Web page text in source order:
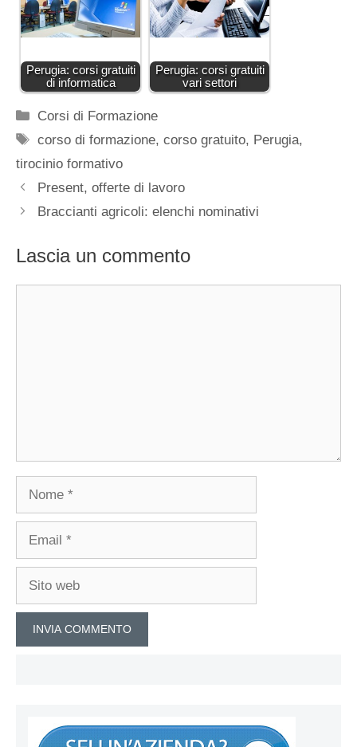
Perugia: corsi gratuiti
di informatica
Perugia: corsi gratuiti
vari settori
Categorie
Corsi di Formazione
Tag
corso di formazione,corso gratuito, Perugia,
tirocinio formativo
Present, offerte di lavoro
Braccianti agricoli: elenchi nominativi
Lascia un commento